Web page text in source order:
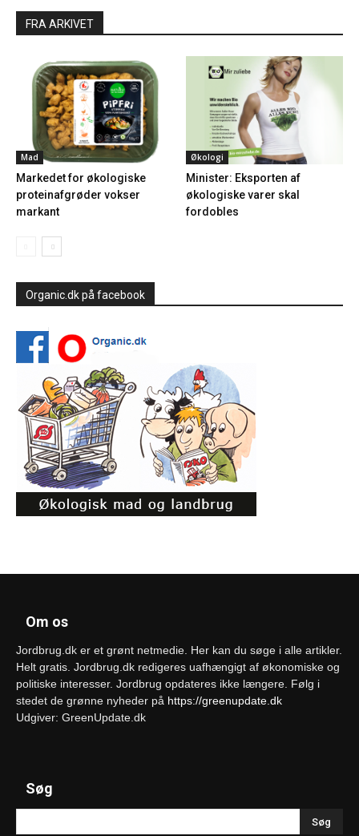
FRA ARKIVET
Mad
Markedet for økologiske
proteinafgrøder vokser
markant
Økologi
Minister: Eksporten af
økologiske varer skal
fordobles
Organic.dk på facebook
Om os
Jordbrug.dk er et grønt netmedie. Her kan du søge i alle artikler.
Helt gratis. Jordbrug.dk redigeres uafhængigt af økonomiske og
politiske interesser. Jordbrug opdateres ikke længere. Følg i
stedet de grønne nyheder på https://greenupdate.dk
Udgiver: GreenUpdate.dk
Søg